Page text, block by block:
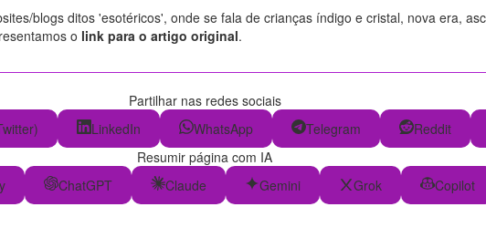
blogs ditos 'esotéricos', onde se fala de crianças índigo e cristal, nova era,
o link para o artigo original.
Partilhar nas redes sociais
LinkedIn WhatsApp Telegram Reddit
Resumir página com IA
ChatGPT Claude Gemini Grok Copilot